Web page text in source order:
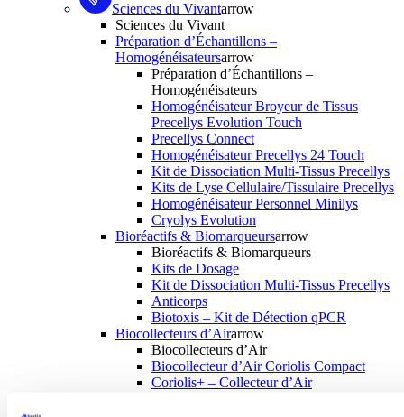
Sciences du Vivantarrow
Sciences du Vivant
Préparation d’Échantillons –
Homogénéisateursarrow
Préparation d’Échantillons –
Homogénéisateurs
Homogénéisateur Broyeur de Tissus
Precellys Evolution Touch
Precellys Connect
Homogénéisateur Precellys 24 Touch
Kit de Dissociation Multi-Tissus Precellys
Kits de Lyse Cellulaire/Tissulaire Precellys
Homogénéisateur Personnel Minilys
Cryolys Evolution
Bioréactifs & Biomarqueursarrow
Bioréactifs & Biomarqueurs
Kits de Dosage
Kit de Dissociation Multi-Tissus Precellys
Anticorps
Biotoxis – Kit de Détection qPCR
Biocollecteurs d’Airarrow
Biocollecteurs d’Air
Biocollecteur d’Air Coriolis Compact
Coriolis+ – Collecteur d’Air